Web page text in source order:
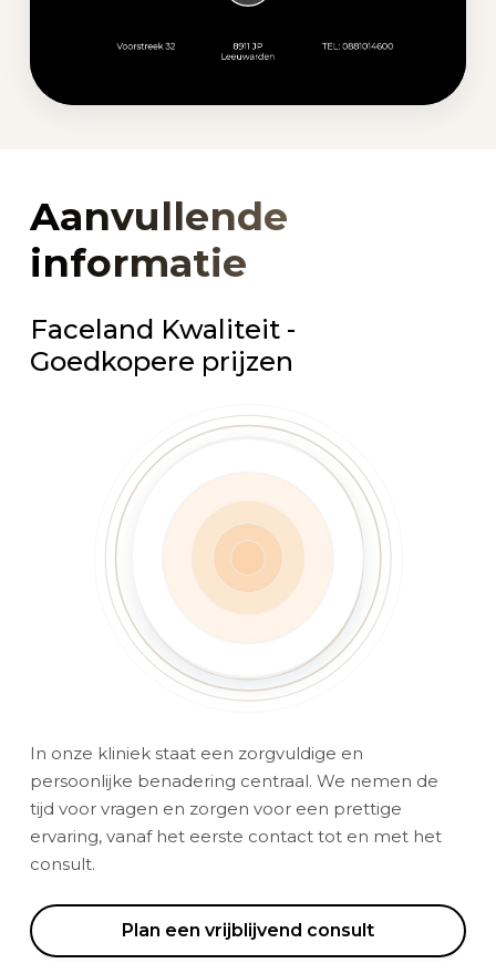
Aanvullende
informatie
Faceland Kwaliteit -
Goedkopere prijzen
In onze kliniek staat een zorgvuldige en
persoonlijke benadering centraal. We nemen de
tijd voor vragen en zorgen voor een prettige
ervaring, vanaf het eerste contact tot en met het
consult.
Plan een vrijblijvend consult